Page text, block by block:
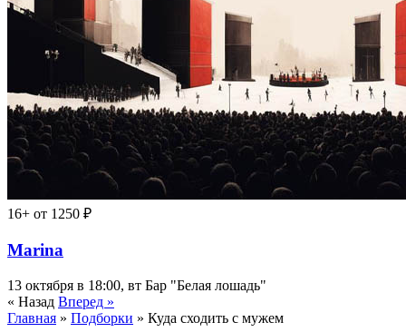
16+ от 1250 ₽
Marina
13 октября в 18:00, вт Бар "Белая лошадь"
« Назад Вперед »
Главная » Подборки » Куда сходить с мужем